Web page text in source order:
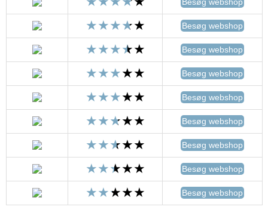
Besøg webshop
Besøg webshop
Besøg webshop
Besøg webshop
Besøg webshop
Besøg webshop
Besøg webshop
Besøg webshop